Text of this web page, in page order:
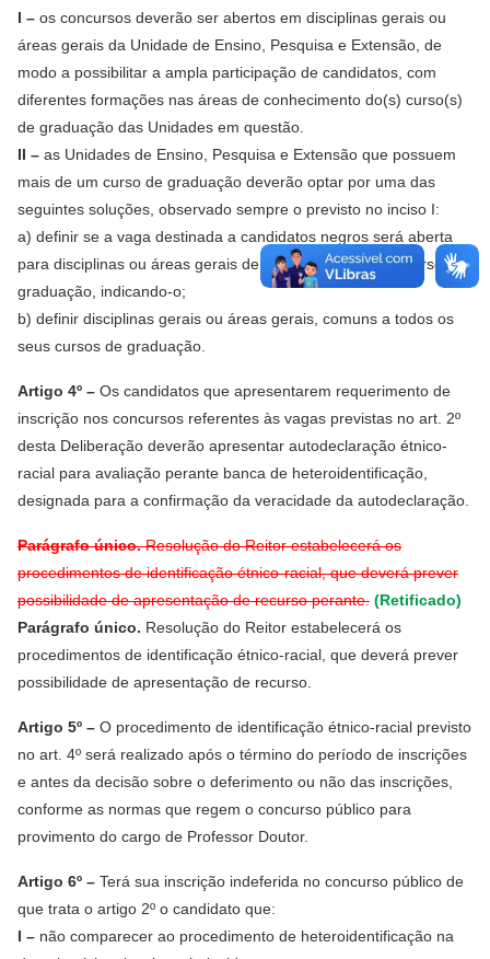
I – os concursos deverão ser abertos em disciplinas gerais ou
áreas gerais da Unidade de Ensino, Pesquisa e Extensão, de
modo a possibilitar a ampla participação de candidatos, com
diferentes formações nas áreas de conhecimento do(s) curso(s)
de graduação das Unidades em questão.
II – as Unidades de Ensino, Pesquisa e Extensão que possuem
mais de um curso de graduação deverão optar por uma das
seguintes soluções, observado sempre o previsto no inciso I:
a) definir se a vaga destinada a candidatos negros será aberta
para disciplinas ou áreas gerais de apenas um de seus cursos de
graduação, indicando-o;
b) definir disciplinas gerais ou áreas gerais, comuns a todos os
seus cursos de graduação.
Artigo 4º – Os candidatos que apresentarem requerimento de
inscrição nos concursos referentes às vagas previstas no art. 2º
desta Deliberação deverão apresentar autodeclaração étnico-
racial para avaliação perante banca de heteroidentificação,
designada para a confirmação da veracidade da autodeclaração.
Parágrafo único.Resolução do Reitor estabelecerá os
procedimentos de identificação étnico-racial, que deverá prever
possibilidade de apresentação de recurso perante. (Retificado)
Parágrafo único. Resolução do Reitor estabelecerá os
procedimentos de identificação étnico-racial, que deverá prever
possibilidade de apresentação de recurso.
Artigo 5º – O procedimento de identificação étnico-racial previsto
no art. 4º será realizado após o término do período de inscrições
e antes da decisão sobre o deferimento ou não das inscrições,
conforme as normas que regem o concurso público para
provimento do cargo de Professor Doutor.
Artigo 6º – Terá sua inscrição indeferida no concurso público de
que trata o artigo 2º o candidato que:
I – não comparecer ao procedimento de heteroidentificação na